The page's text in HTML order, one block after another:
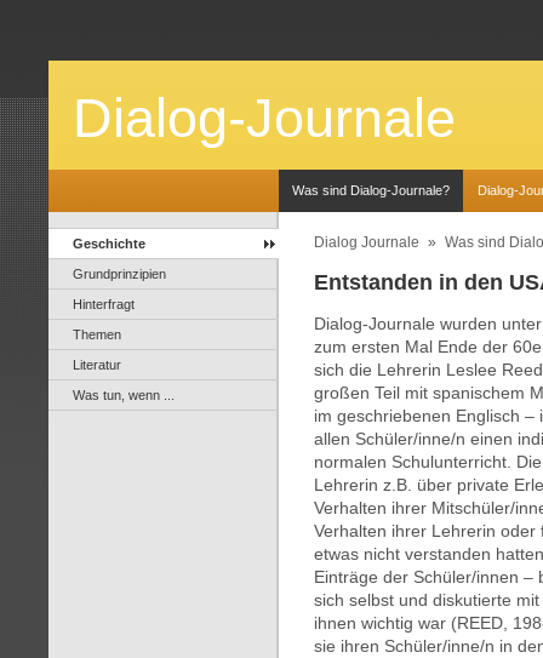
Dialog-Journale
Was sind Dialog-Journale? Dialog-
Geschichte
Grundprinzipien
Hinterfragt
Themen
Literatur
Was tun, wenn ...
Dialog Journale » Was sind
Entstanden in den
Dialog-Journale wurden
zum ersten Mal Ende der
sich die Lehrerin Leslee
großen Teil mit spanischem
im geschriebenen Englisch
allen Schüler/inne/n einen
normalen Schulunterricht.
Lehrerin z.B. über private
Verhalten ihrer Mitschüler/
Verhalten ihrer Lehrerin
etwas nicht verstanden
Einträge der Schüler/innen –
sich selbst und diskutierte
ihnen wichtig war (REED,
sie ihren Schüler/inne/n in